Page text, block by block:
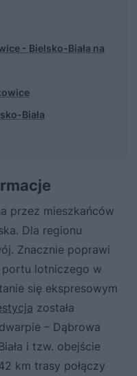
- Bielsko-Biała na
Biała
przez mieszkańców
Dla regionu
Znacznie poprawi
portu lotniczego w
się ekspresowym
została
– Dąbrowa
i tzw. obejście
km trasy połączy